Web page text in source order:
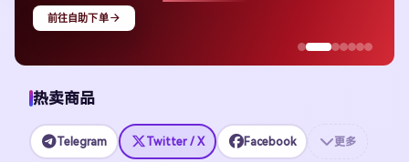
前往自助下单
热卖商品
Telegram Twitter / X Facebook 更多